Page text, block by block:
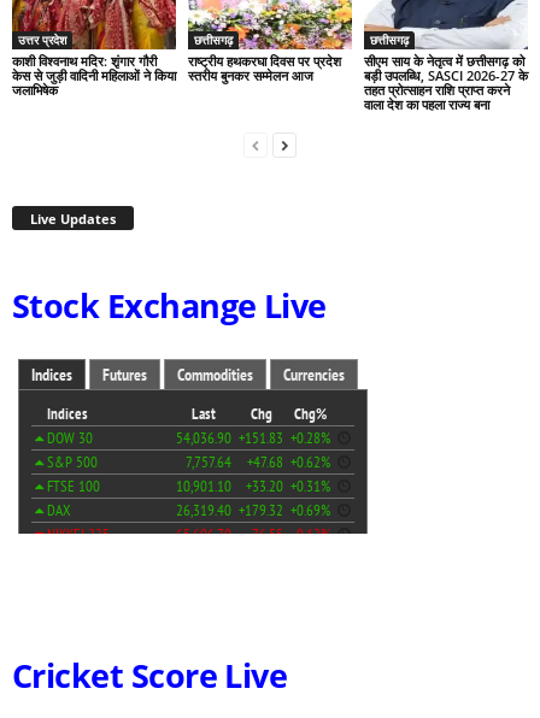
उत्तर प्रदेश
काशी विश्वनाथ मदिर: शृंगार गौरी
केस से जुड़ी वादिनी महिलाओं ने किया
जलाभिषेक
छत्तीसगढ़
राष्ट्रीय हथकरघा दिवस पर प्रदेश
स्तरीय बुनकर सम्मेलन आज
छत्तीसगढ़
सीएम साय के नेतृत्व में छत्तीसगढ़ को
बड़ी उपलब्धि, SASCI 2026-27 के
तहत प्रोत्साहन राशि प्राप्त करने
वाला देश का पहला राज्य बना
Live Updates
Stock Exchange Live
Cricket Score Live